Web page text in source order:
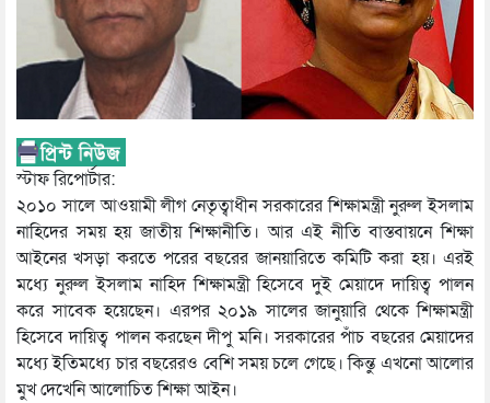
স্টাফ রিপোর্টার:
২০১০ সালে আওয়ামী লীগ নেতৃত্বাধীন সরকারের শিক্ষামন্ত্রী নুরুল ইসলাম
নাহিদের সময় হয় জাতীয় শিক্ষানীতি। আর এই নীতি বাস্তবায়নে শিক্ষা
আইনের খসড়া করতে পরের বছরের জানয়ারিতে কমিটি করা হয়। এরই
মধ্যে নুরুল ইসলাম নাহিদ শিক্ষামন্ত্রী হিসেবে দুই মেয়াদে দায়িত্ব পালন
করে সাবেক হয়েছেন। এরপর ২০১৯ সালের জানুয়ারি থেকে শিক্ষামন্ত্রী
হিসেবে দায়িত্ব পালন করছেন দীপু মনি। সরকারের পাঁচ বছরের মেয়াদের
মধ্যে ইতিমধ্যে চার বছরেরও বেশি সময় চলে গেছে। কিন্তু এখনো আলোর
মুখ দেখেনি আলোচিত শিক্ষা আইন।